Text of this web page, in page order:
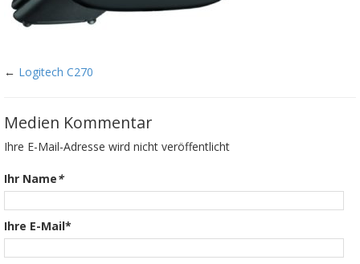
← Logitech C270
Medien Kommentar
Ihre E-Mail-Adresse wird nicht veröffentlicht
Ihr Name*
Ihre E-Mail*